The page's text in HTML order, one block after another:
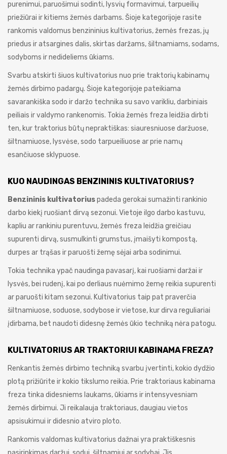
purenimui, paruošimui sodinti, lysvių formavimui, tarpueilių
priežiūrai ir kitiems žemės darbams. Šioje kategorijoje rasite
rankomis valdomus benzininius kultivatorius, žemės frezas, jų
priedus ir atsargines dalis, skirtas daržams, šiltnamiams, sodams,
sodyboms ir nedideliems ūkiams.
Svarbu atskirti šiuos kultivatorius nuo prie traktorių kabinamų
žemės dirbimo padargų. Šioje kategorijoje pateikiama
savarankiška sodo ir daržo technika su savo varikliu, darbiniais
peiliais ir valdymo rankenomis. Tokia žemės freza leidžia dirbti
ten, kur traktorius būtų nepraktiškas: siauresniuose daržuose,
šiltnamiuose, lysvėse, sodo tarpueiliuose ar prie namų
esančiuose sklypuose.
KUO NAUDINGAS BENZININIS KULTIVATORIUS?
Benzininis kultivatoriuspadeda gerokai sumažinti rankinio
darbo kiekį ruošiant dirvą sezonui. Vietoje ilgo darbo kastuvu,
kapliu ar rankiniu purentuvu, žemės freza leidžia greičiau
supurenti dirvą, susmulkinti grumstus, įmaišyti kompostą,
durpes ar trąšas ir paruošti žemę sėjai arba sodinimui.
Tokia technika ypač naudinga pavasarį, kai ruošiami daržai ir
lysvės, bei rudenį, kai po derliaus nuėmimo žemę reikia supurenti
ar paruošti kitam sezonui. Kultivatorius taip pat praverčia
šiltnamiuose, soduose, sodybose ir vietose, kur dirva reguliariai
įdirbama, bet naudoti didesnę žemės ūkio techniką nėra patogu.
KULTIVATORIUS AR TRAKTORIUI KABINAMA FREZA?
Renkantis žemės dirbimo techniką svarbu įvertinti, kokio dydžio
plotą prižiūrite ir kokio tikslumo reikia. Prie traktoriaus kabinama
freza tinka didesniems laukams, ūkiams ir intensyvesniam
žemės dirbimui. Ji reikalauja traktoriaus, daugiau vietos
apsisukimui ir didesnio atviro ploto.
Rankomis valdomas kultivatorius dažnai yra praktiškesnis